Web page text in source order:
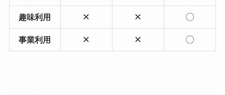
趣味利用 ✕ ✕ 〇
事業利用 ✕ ✕ 〇